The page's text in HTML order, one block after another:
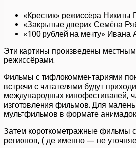
«Крестик» режиссёра Никиты
«Закрытые двери» Семёна
«100 рублей на мечту» Ивана
Эти картины произведены
режиссёрами.
Фильмы с тифлокомментариями
встречи с читателями будут
международных кинофестивалей,
изготовления фильмов. Для
мультфильмов в формате
Затем короткометражные фильмы
регионов, (где именно — не